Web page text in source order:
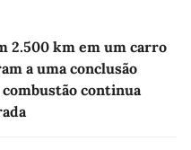
2.500 km em um carro
a uma conclusão
continua